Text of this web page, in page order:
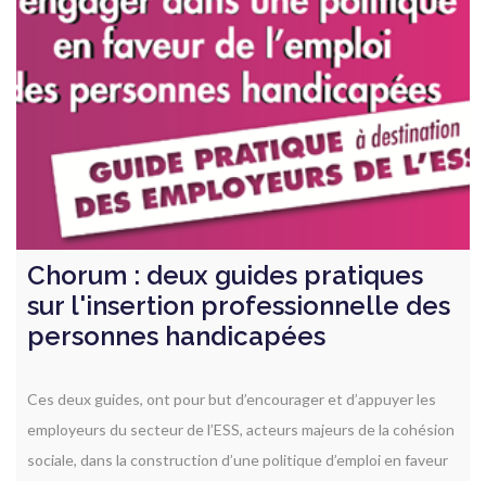
Chorum : deux guides pratiques
sur l'insertion professionnelle des
personnes handicapées
Ces deux guides, ont pour but d’encourager et d’appuyer les
employeurs du secteur de l’ESS, acteurs majeurs de la cohésion
sociale, dans la construction d’une politique d’emploi en faveur